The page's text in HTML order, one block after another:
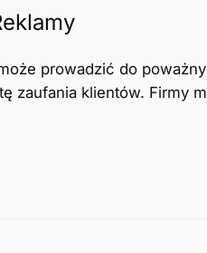
prowadzić do
zaufania klientów. Firmy